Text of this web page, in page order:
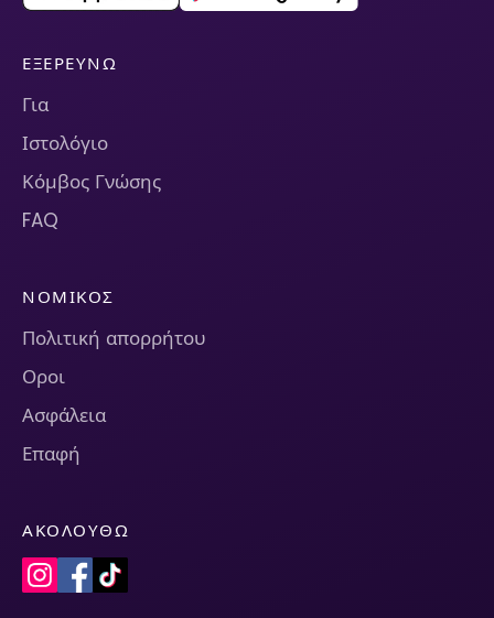
ΕΞΕΡΕΥΝΏ
Για
Ιστολόγιο
Κόμβος Γνώσης
FAQ
ΝΟΜΙΚΌΣ
Πολιτική απορρήτου
Οροι
Ασφάλεια
Επαφή
ΑΚΟΛΟΥΘΏ